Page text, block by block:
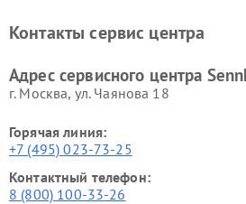
Контакты сервис центра
Адрес сервисного центра
г. Москва, ул. Чаянова 18
Горячая линия:
+7 (495) 023-73-25
Контактный телефон:
8 (800) 100-33-26